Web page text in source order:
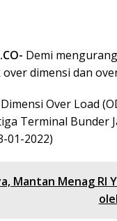
Demi
dimensi dan
Over Load
Terminal Bunder
01-2022)
Mantan Menag RI